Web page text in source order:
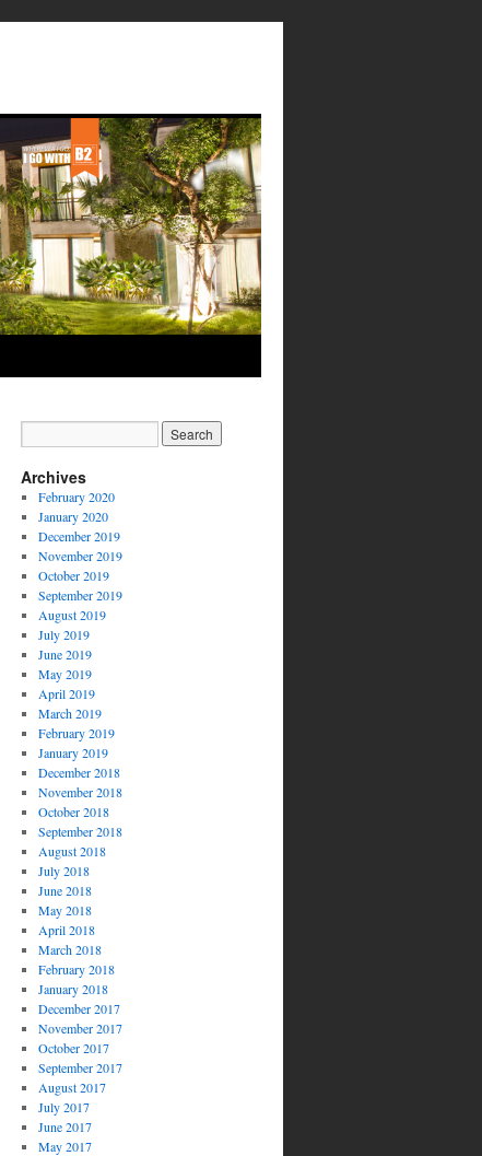
Archives
February 2020
January 2020
December 2019
November 2019
October 2019
September 2019
August 2019
July 2019
June 2019
May 2019
April 2019
March 2019
February 2019
January 2019
December 2018
November 2018
October 2018
September 2018
August 2018
July 2018
June 2018
May 2018
April 2018
March 2018
February 2018
January 2018
December 2017
November 2017
October 2017
September 2017
August 2017
July 2017
June 2017
May 2017